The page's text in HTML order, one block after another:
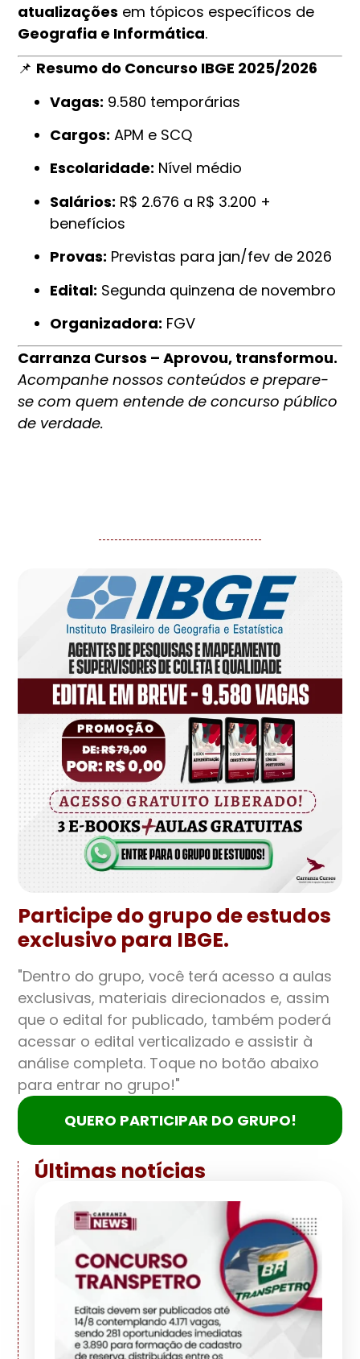
atualizações em tópicos específicos de
Geografia e Informática.
📌 Resumo do Concurso IBGE 2025/2026
Vagas: 9.580 temporárias
Cargos: APM e SCQ
Escolaridade: Nível médio
Salários: R$ 2.676 a R$ 3.200 +
benefícios
Provas: Previstas para jan/fev de 2026
Edital: Segunda quinzena de novembro
Organizadora: FGV
Carranza Cursos – Aprovou, transformou.
Acompanhe nossos conteúdos e prepare-
se com quem entende de concurso público
de verdade.
Participe do grupo de estudos
exclusivo para IBGE.
"Dentro do grupo, você terá acesso a aulas
exclusivas, materiais direcionados e, assim
que o edital for publicado, também poderá
acessar o edital verticalizado e assistir à
análise completa. Toque no botão abaixo
para entrar no grupo!"
QUERO PARTICIPAR DO GRUPO!
Últimas notícias